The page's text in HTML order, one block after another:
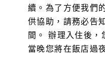
續。為了方便我們
供協助，請務必告
間。 辦理入住後，
當晚您將在飯店過